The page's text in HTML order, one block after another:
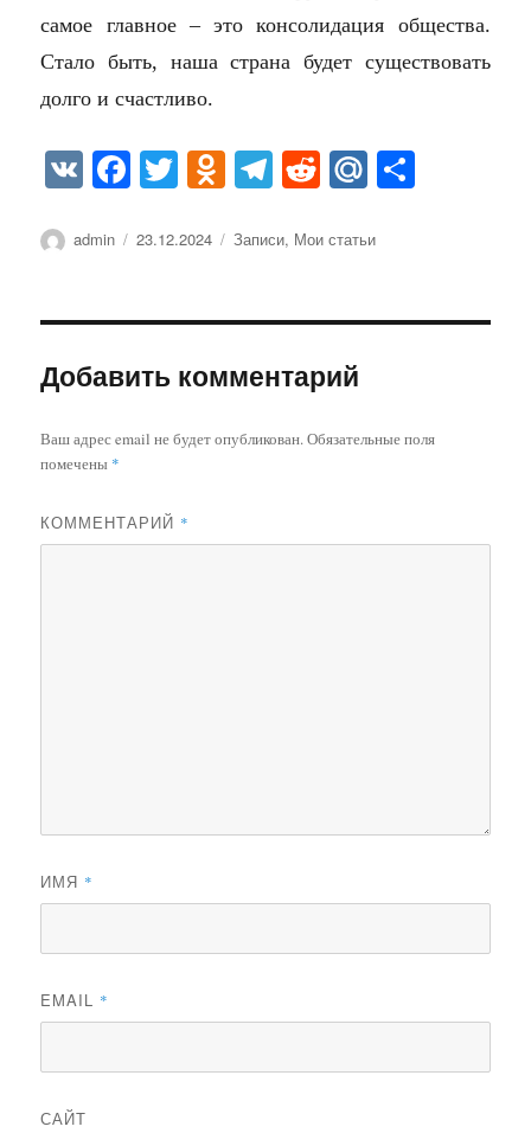
самое главное – это консолидация общества.
Стало быть, наша страна будет существовать
долго и счастливо.
V Fa
bo
T
tte
O
ok
ss
ni
ki
Te
gr
m
R
di
M
.R
ть
Автор
admin Опубликовано
23.12.2024 Рубрики
Записи, Мои статьи
Добавить комментарий
Ваш адрес email не будет опубликован. Обязательные поля
помечены *
КОММЕНТАРИЙ *
ИМЯ *
EMAIL *
САЙТ